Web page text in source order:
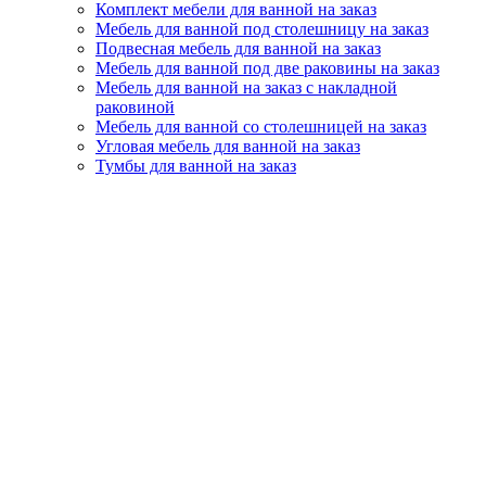
Комплект мебели для ванной на заказ
Мебель для ванной под столешницу на заказ
Подвесная мебель для ванной на заказ
Мебель для ванной под две раковины на заказ
Мебель для ванной на заказ с накладной
раковиной
Мебель для ванной со столешницей на заказ
Угловая мебель для ванной на заказ
Тумбы для ванной на заказ